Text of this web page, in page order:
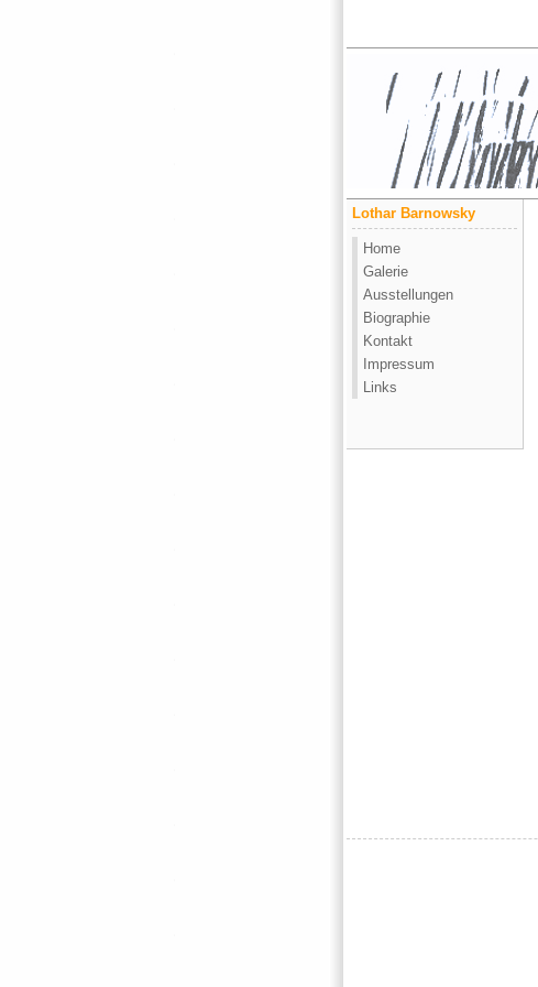
Lothar Barnowsky
Home
Galerie
Ausstellungen
Biographie
Kontakt
Impressum
Links